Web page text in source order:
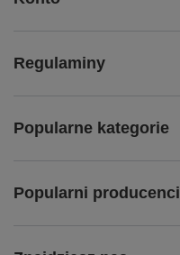
Regulaminy
Popularne kategorie
Popularni producenci